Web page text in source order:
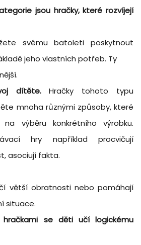
jsou hračky, které rozvíjejí
svému batoleti poskytnout
jeho vlastních potřeb. Ty
dítěte.Hračky tohoto typu
mnoha různými způsoby, které
výběru konkrétního výrobku.
hry například procvičují
asociují fakta.
větší obratnosti nebo pomáhají
situace.
hračkami se děti učí logickému